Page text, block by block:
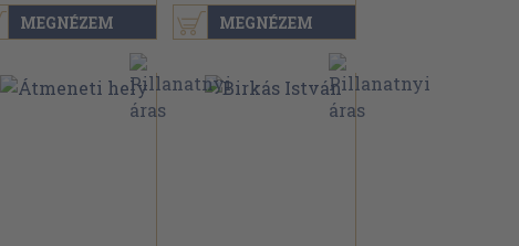
MEGNÉZEM MEGNÉZEM